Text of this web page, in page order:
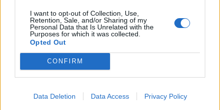
I want to opt-out of Collection, Use,
Retention, Sale, and/or Sharing of my
Personal Data that Is Unrelated with the
Purposes for which it was collected.
Opted Out
CONFIRM
Data Deletion Data Access Privacy Policy
anlimo69
Publicado8 de Octubre del 2024
En 7/10/2024 a las 18:53,Tineodijo:
Eso que te han contado es un completo disparate. Esas
(alimentación bajo contacto) y KL30 (bateria permanente).